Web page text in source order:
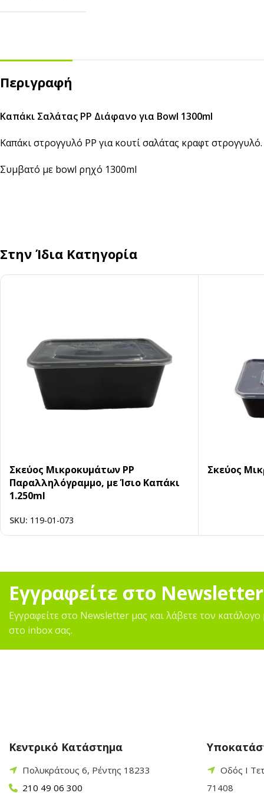
Σακουλάκια
Λαδόκολλες
Σακούλες Vacuum
Περιγραφή
Καπάκι Σαλάτας PP Διάφανο για Bowl 1300ml
Καπάκι στρογγυλό PP για κουτί σαλάτας κραφτ στρογγυλό.
Συμβατό με bowl ρηχό 1300ml
Στην Ίδια Κατηγορία
Σκεύος Μικροκυμάτων PP
Παραλληλόγραμμο, με Ίσιο Καπάκι
1.250ml
SKU: 119-01-073
Σκεύος
Εγγραφείτε στο
Εγγραφείτε στο Newsletter μας και λάβετε τον
στο inbox σας.
Κεντρικό Κατάστημα
Πολυκράτους 6, Ρέντης 18233
210 49 06 300
Οδός Ι
71408